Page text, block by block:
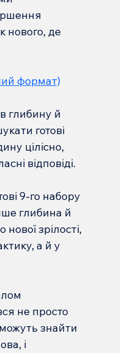
нового, де
формат)
глибину й
готові
цілісно,
відповіді.
9-го набору
глибина й
зрілості,
а й у
не просто
знайти
і